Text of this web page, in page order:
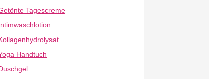
Tagescreme
Handtuch